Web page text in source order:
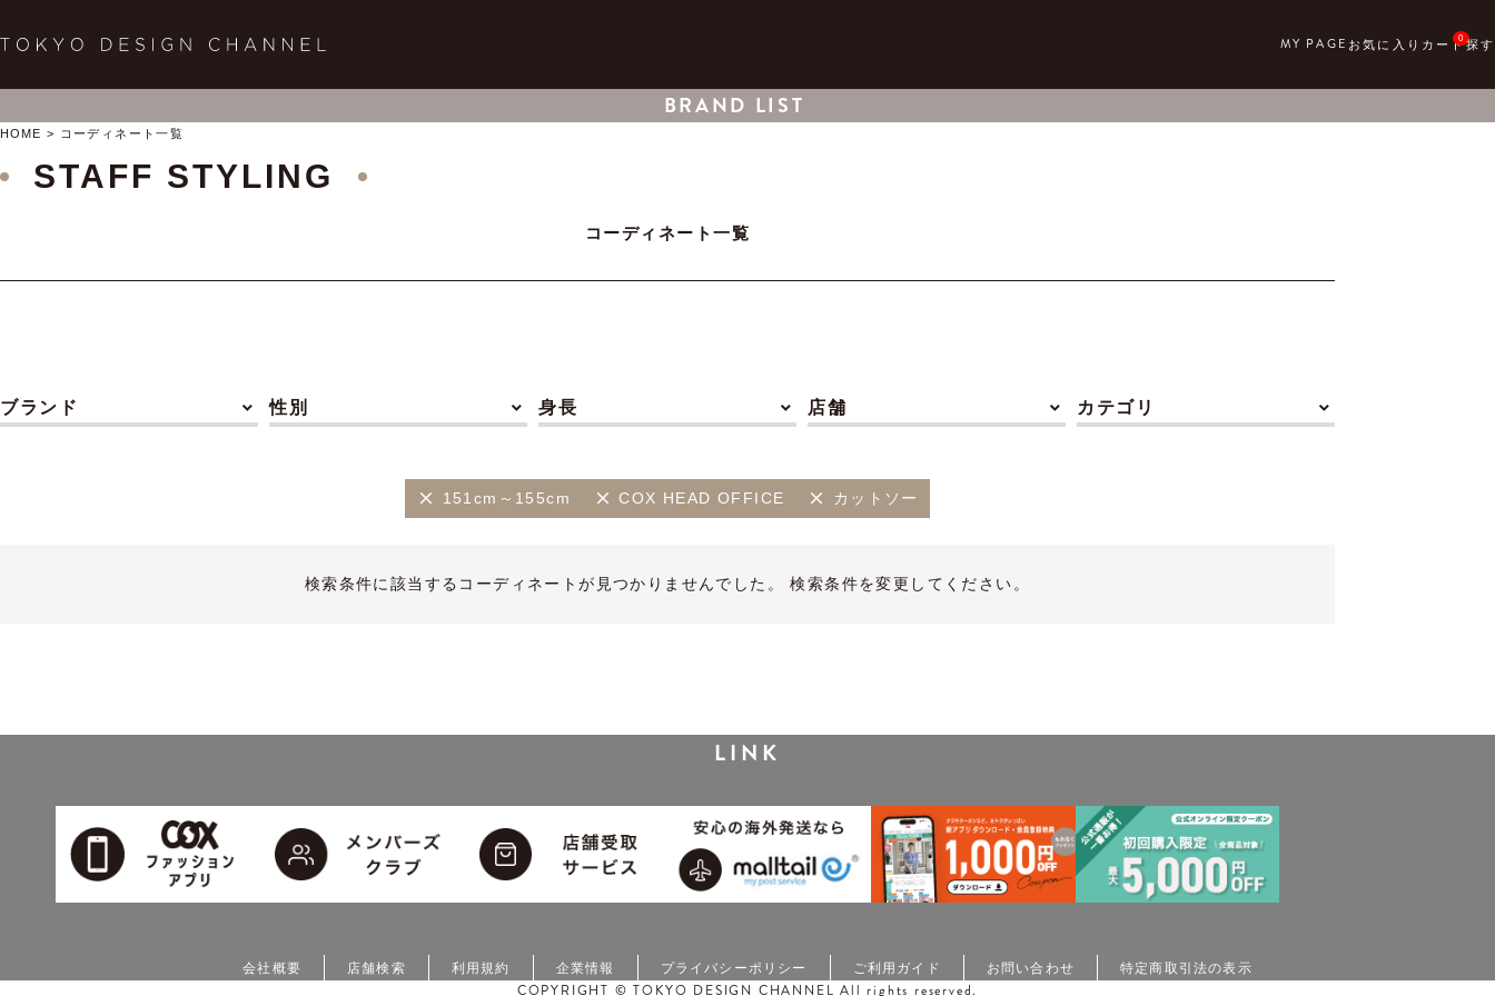
0
BRAND LIST
HOME コーディネート一覧
STAFF STYLING
コーディネート一覧
ブランド 性別 身長 店舗 カテゴリ
151cm～155cm COX HEAD OFFICE カットソー
検索条件に該当するコーディネートが見つかりませんでした。 検索条件を変更してください。
LINK
会社概要 店舗検索 利用規約 企業情報 プライバシーポリシー ご利用ガイド お問い合わせ 特定商取引法の表示
COPYRIGHT © TOKYO DESIGN CHANNEL All rights reserved.